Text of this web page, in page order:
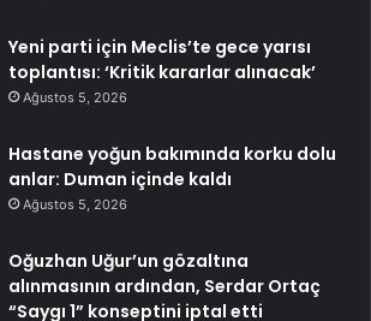
Yeni parti için Meclis’te gece yarısı
toplantısı: ‘Kritik kararlar alınacak’
Ağustos 5, 2026
Hastane yoğun bakımında korku dolu
anlar: Duman içinde kaldı
Ağustos 5, 2026
Oğuzhan Uğur’un gözaltına
alınmasının ardından, Serdar Ortaç
“Saygı 1” konseptini iptal etti